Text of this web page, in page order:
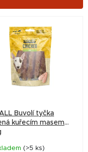
Buvolí tyčka
kuřecím masem
(>5 ks)